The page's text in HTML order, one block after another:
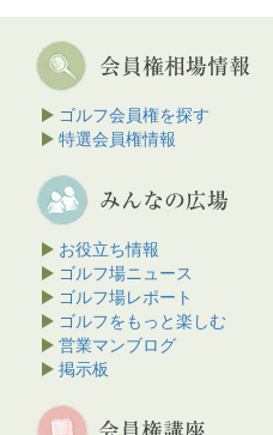
ゴルフ会員権を探す
特選会員権情報
お役立ち情報
ゴルフ場ニュース
ゴルフ場レポート
ゴルフをもっと楽しむ
営業マンブログ
掲示板